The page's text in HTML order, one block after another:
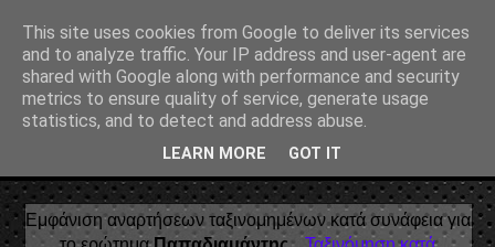
Αέναη επΑνάσταση
• Επιστήμη • Ψυχολογία • Λογοτεχνία • Τέχνες • Θεολογία •
Φιλοσοφία • Στοχασμοί... για τη μνήμη, τον άνθρωπο και το
Φως
Εμφάνιση αναρτήσεων ταξινομημένων κατά συνάφεια για
This site uses cookies from Google to deliver its services
and to analyze traffic. Your IP address and user-agent are
shared with Google along with performance and security
metrics to ensure quality of service, generate usage
statistics, and to detect and address abuse.
LEARN MORE GOT IT